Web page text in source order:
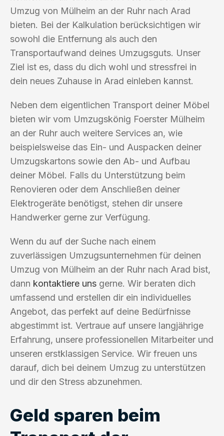
Umzug von Mülheim an der Ruhr nach Arad
bieten. Bei der Kalkulation berücksichtigen wir
sowohl die Entfernung als auch den
Transportaufwand deines Umzugsguts. Unser
Ziel ist es, dass du dich wohl und stressfrei in
dein neues Zuhause in Arad einleben kannst.
Neben dem eigentlichen Transport deiner Möbel
bieten wir vom Umzugskönig Foerster Mülheim
an der Ruhr auch weitere Services an, wie
beispielsweise das Ein- und Auspacken deiner
Umzugskartons sowie den Ab- und Aufbau
deiner Möbel. Falls du Unterstützung beim
Renovieren oder dem Anschließen deiner
Elektrogeräte benötigst, stehen dir unsere
Handwerker gerne zur Verfügung.
Wenn du auf der Suche nach einem
zuverlässigen Umzugsunternehmen für deinen
Umzug von Mülheim an der Ruhr nach Arad bist,
dann kontaktiere uns gerne. Wir beraten dich
umfassend und erstellen dir ein individuelles
Angebot, das perfekt auf deine Bedürfnisse
abgestimmt ist. Vertraue auf unsere langjährige
Erfahrung, unsere professionellen Mitarbeiter und
unseren erstklassigen Service. Wir freuen uns
darauf, dich bei deinem Umzug zu unterstützen
und dir den Stress abzunehmen.
Geld sparen beim